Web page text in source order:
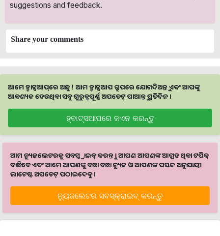
suggestions and feedback.
Share your comments
ଆମେ ହ୍ବାଟ୍ସଆପ୍‌ରେ ଅଛୁ ! ଆମ ହ୍ବାଟ୍ସଆପ ଗ୍ରୁପରେ ଯୋଗଦିଅନ୍ତୁ ଏବଂ ଆପଙ୍କୁ
ଆବଶ୍ୟକ ହେଉଥିବା ସବୁ ଗୁରୁତ୍ବପୂର୍ଣ୍ଣ ଅପଡେଟ୍‌ ପାଆନ୍ତୁ ପ୍ରତିଦିନ ।
ହ୍ବାଟ୍ସଆପରେ ଜଏନ କରନ୍ତୁ
ଆମ ନ୍ୟୁଜଲେଟରକୁ ସବସ୍କ୍ରାଇବ୍ କରନ୍ତୁ । ଆପଣ ଆପଣଙ୍କ ଆଗ୍ରହ ଥିବା ଟପିକ୍‌
ବାଛିବେ ଏବଂ ଆମେ ଆପଣଙ୍କୁ ବଛା ବଛା ନ୍ୟୁଜ ଓ ଆପଣଙ୍କ ପସନ୍ଦ ଅନୁଯାୟୀ
ଲାଟେଷ୍ଟ ଅପଡେଟ୍‌ ପଠାଇଦେବୁ ।
ନ୍ୟୁଜଲେଟର ସବସ୍କ୍ରାଇବ୍‌ କରନ୍ତୁ